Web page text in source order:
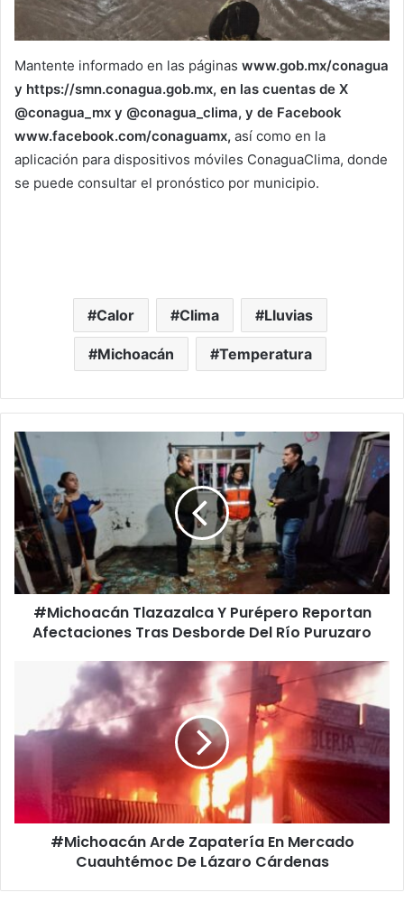
Mantente informado en las páginas www.gob.mx/conagua
y https://smn.conagua.gob.mx, en las cuentas de X
@conagua_mx y @conagua_clima, y de Facebook
www.facebook.com/conaguamx, así como en la
aplicación para dispositivos móviles ConaguaClima, donde
se puede consultar el pronóstico por municipio.
Calor Clima Lluvias
Michoacán Temperatura
#Michoacán
Tlazazalca
Y
Purépero
Reportan
Afectaciones
Tras
Desborde
Del
Puruzaro
#Michoacán Tlazazalca Y Purépero Reportan
Afectaciones Tras Desborde Del Río Puruzaro
#Michoacán
Zapatería
Mercado
Lázaro
Cárdenas
#Michoacán Arde Zapatería En Mercado
Cuauhtémoc De Lázaro Cárdenas